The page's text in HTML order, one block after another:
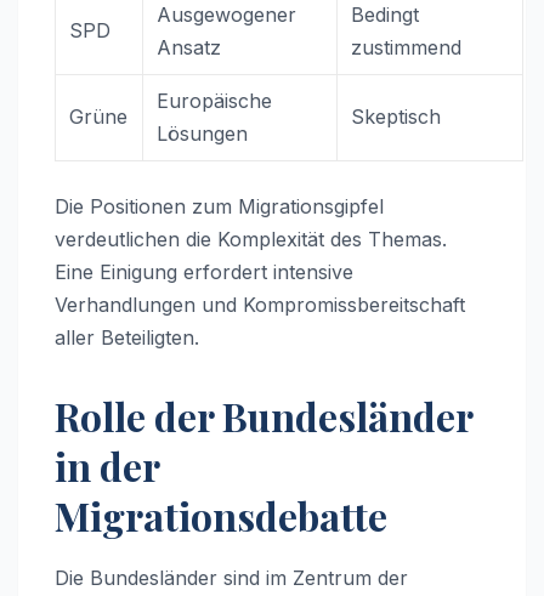
SPD
Ausgewogener
Ansatz
Bedingt
zustimmend
Grüne
Europäische
Lösungen
Skeptisch
Die Positionen zum Migrationsgipfel
verdeutlichen die Komplexität des Themas.
Eine Einigung erfordert intensive
Verhandlungen und Kompromissbereitschaft
aller Beteiligten.
Rolle der Bundesländer
in der
Migrationsdebatte
Die Bundesländer sind im Zentrum der